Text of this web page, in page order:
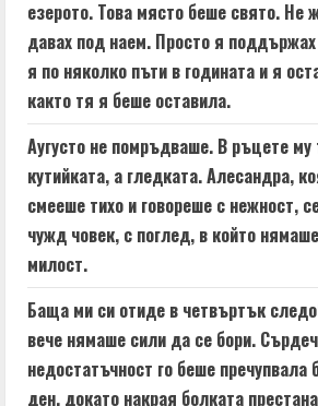
езерото. Това място беше свято. Не
давах под наем. Просто я
я по няколко пъти в годината и я
както тя я беше оставила.
Аугусто не помръдваше. В ръцете
кутийката, а гледката. Алесандра,
смееше тихо и говореше с нежност,
чужд човек, с поглед, в който
милост.
Баща ми си отиде в четвъртък
вече нямаше сили да се бори.
недостатъчност го беше пречупвала
ден, докато накрая болката